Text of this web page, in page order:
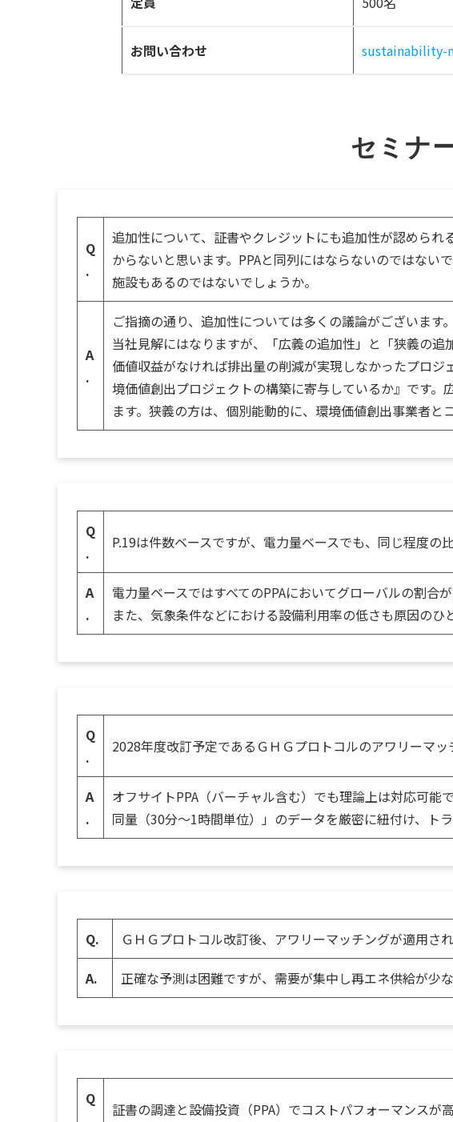
お問い合わせ sustainability-
セミナ
Q
.
追加性について、証書やクレジットにも追加性が認めら
からないと思います。PPAと同列にはならないのではな
施設もあるのではないでしょうか。
A
.
ご指摘の通り、追加性については多くの議論がございます
当社見解にはなりますが、「広義の追加性」と「狭義の
価値収益がなければ排出量の削減が実現しなかったプロ
境価値創出プロジェクトの構築に寄与しているか』です
ます。狭義の方は、個別能動的に、環境価値創出事業者と
Q
.
P.19は件数ベースですが、電力量ベースでも、同じ程度の
A
.
電力量ベースではすべてのPPAにおいてグローバルの割合
また、気象条件などにおける設備利用率の低さも原因のひ
Q
.
2028年度改訂予定であるＧＨＧプロトコルのアワリーマ
A
.
オフサイトPPA（バーチャル含む）でも理論上は対応可
同量（30分〜1時間単位）」のデータを厳密に紐付け、ト
Q. ＧＨＧプロトコル改訂後、アワリーマッチングが適用
A. 正確な予測は困難ですが、需要が集中し再エネ供給が少
Q
証書の調達と設備投資（PPA）でコストパフォーマンスが